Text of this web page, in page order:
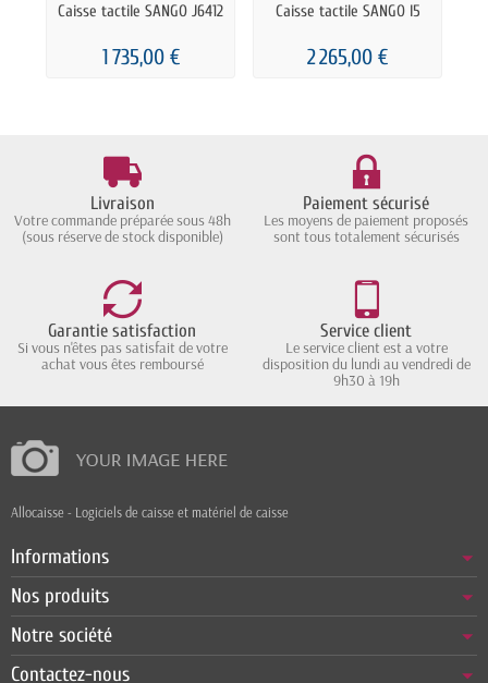
Caisse tactile SANGO J6412
1 735,00 €
Caisse tactile SANGO I5
2 265,00 €
Livraison
Votre commande préparée sous 48h
(sous réserve de stock disponible)
Paiement sécurisé
Les moyens de paiement proposés
sont tous totalement sécurisés
Garantie satisfaction
Si vous n'êtes pas satisfait de votre
achat vous êtes remboursé
Service client
Le service client est a votre
disposition du lundi au vendredi de
9h30 à 19h
Allocaisse - Logiciels de caisse et matériel de caisse
Informations
Nos produits
Notre société
Contactez-nous